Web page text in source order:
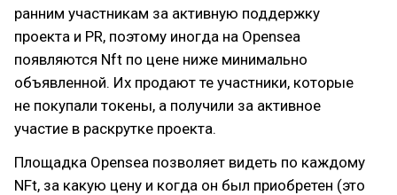
ранним участникам за активную поддержку
проекта и PR, поэтому иногда на Opensea
появляются Nft по цене ниже минимально
объявленной. Их продают те участники, которые
не покупали токены, а получили за активное
участие в раскрутке проекта.
Площадка Opensea позволяет видеть по каждому
NFt, за какую цену и когда он был приобретен (это